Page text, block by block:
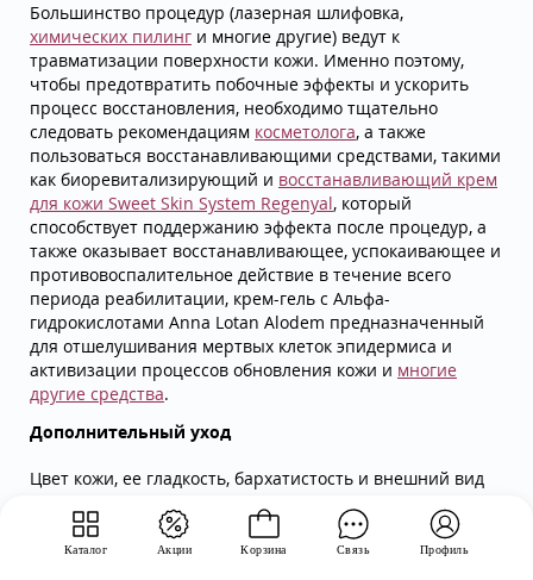
Каталог Акции Корзина Связь Профиль
Большинство процедур (лазерная шлифовка,
химических пилинг и многие другие) ведут к
травматизации поверхности кожи. Именно поэтому,
чтобы предотвратить побочные эффекты и ускорить
процесс восстановления, необходимо тщательно
следовать рекомендациям косметолога, а также
пользоваться восстанавливающими средствами, такими
как биоревитализирующий и восстанавливающий крем
для кожи Sweet Skin System Regenyal, который
способствует поддержанию эффекта после процедур, а
также оказывает восстанавливающее, успокаивающее и
противовоспалительное действие в течение всего
периода реабилитации, крем-гель с Альфа-
гидрокислотами Anna Lotan Alodem предназначенный
для отшелушивания мертвых клеток эпидермиса и
активизации процессов обновления кожи и многие
другие средства.
Дополнительный уход
Цвет кожи, ее гладкость, бархатистость и внешний вид
более глубокого проникновения в структуру кожи
увлажающих и питающих компонентов, сывороток и